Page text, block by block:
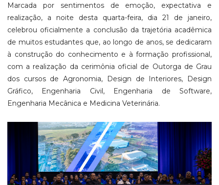
Marcada por sentimentos de emoção, expectativa e
realização, a noite desta quarta-feira, dia 21 de janeiro,
celebrou oficialmente a conclusão da trajetória acadêmica
de muitos estudantes que, ao longo de anos, se dedicaram
à construção do conhecimento e à formação profissional,
com a realização da cerimônia oficial de Outorga de Grau
dos cursos de Agronomia, Design de Interiores, Design
Gráfico, Engenharia Civil, Engenharia de Software,
Engenharia Mecânica e Medicina Veterinária.